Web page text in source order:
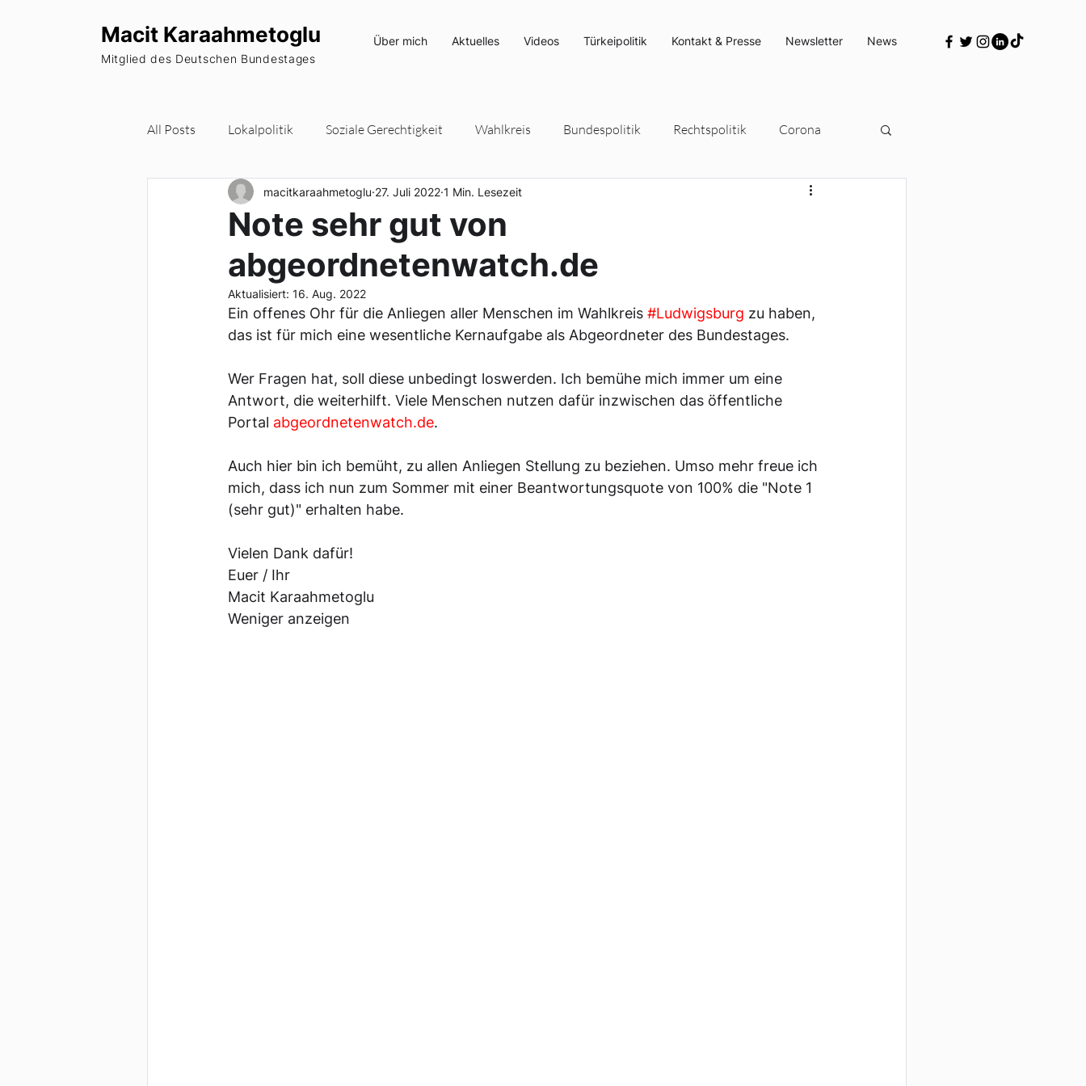
Macit Karaahmetoglu
Mitglied des Deutschen Bundestages
Über mich Aktuelles Videos Türkeipolitik Kontakt & Presse Newsletter News
All Posts Lokalpolitik Soziale Gerechtigkeit Wahlkreis Bundespolitik Rechtspolitik Corona
Wohnraum Europa Parteipolitik Umwelt- und Klimaschutz
Newsletter
Note sehr gut von
abgeordnetenwatch.de
macitkaraahmetoglu 27. Juli 2022 1 Min. Lesezeit
Aktualisiert: 16. Aug. 2022
Ein offenes Ohr für die Anliegen aller Menschen im Wahlkreis #Ludwigsburg zu haben,
das ist für mich eine wesentliche Kernaufgabe als Abgeordneter des Bundestages.
Wer Fragen hat, soll diese unbedingt loswerden. Ich bemühe mich immer um eine
Antwort, die weiterhilft. Viele Menschen nutzen dafür inzwischen das öffentliche
Portal abgeordnetenwatch.de.
Auch hier bin ich bemüht, zu allen Anliegen Stellung zu beziehen. Umso mehr freue ich
mich, dass ich nun zum Sommer mit einer Beantwortungsquote von 100% die "Note 1
(sehr gut)" erhalten habe.
Vielen Dank dafür!
Euer / Ihr
Macit Karaahmetoglu
Weniger anzeigen